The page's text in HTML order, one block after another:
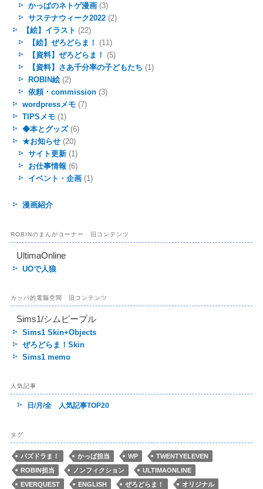
かっぱのネトゲ漫画(3)
サステナウィーク2022(2)
【絵】イラスト (22)
【絵】ぜろどらま！
(11)
【資料】ぜろどらま！
(5)
【資料】さあ千分率の子どもたち (1)
ROBIN絵(2)
依頼・commission(3)
wordpressメモ(7)
TIPSメモ(1)
◆本とグッズ(6)
★お知らせ(20)
サイト更新(1)
お仕事情報 (6)
イベント・企画(1)
漫画紹介
ROBINのまんがコーナー 旧コンテンツ
UltimaOnline
UOで人狼
カッパ的電脳空間 旧コンテンツ
Sims1/シムピープル
Sims1 Skin+Objects
ぜろどらま！Skin
Sims1 memo
人気記事
日/月/全 人気記事TOP20
タグ
パズドラま！ かっぱ担当 WP
TWENTYELEVEN
ROBIN担当
ノンフィクション
ULTIMAONLINE
EVERQUEST
ENGLISH ぜろどらま！ オリジナル